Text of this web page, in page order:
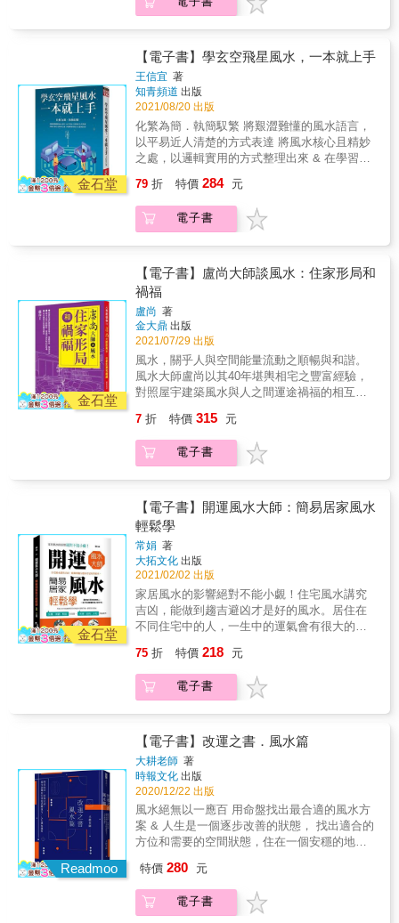
去使用羅盤看東南西北的傳統迷思，利用上下
左右前後的概念統整傢俱風水。 2、簡化艱澀
懂，同時也讓風水年輕化。 3、風水不侷限在
有錢人，提供小資族也可以擁有風水好宅的獨
家祕法。
法和購物人群複雜的心態特徵。從這三方面對
律，讓你的事業蒸蒸日上！經商店鋪的風水選
址，應當選擇一個能保證商家精力旺盛的環
境，如此不但便於招攬顧客、利於買賣，而且
能給商鋪帶來長期的生意興隆!一、商鋪求吉選
址二、商鋪外觀與命名三、行業風水四、開門
納氣五、門廳風水六、裝飾招財看完這六章，
讓你成為風水大師，讓你的生意一飛衝天!
金石堂
【電子書】學玄空飛星風水，一本就上手
王信宜 著
知青頻道 出版
2021/08/20 出版
化繁為簡．執簡馭繁 將艱澀難懂的風水語言，
以平易近人清楚的方式表達 將風水核心且精妙
之處，以邏輯實用的方式整理出來 & 在學習風
多風水書籍艱澀難懂、詰屈聱牙，對風水初學
者而言，簡直就像是看天書一樣的困難。而且
許多風水上的說法不但複雜，甚至可能會互相
書的想法，要以實用簡單的方式，去蕪存菁，
讓一般不具風水知識的讀者，也能快速理解，
並掌握風水學中的重要核心知識，希望透過傳
播風水學理的正知正見，讓讀者認識真正的風
水之道，而不是惑於被媒體誇張渲染的風水招
財物及化煞物的迷思中。 & 本書以深入淺出、
簡單易懂的方式，讓讀者可以清楚了解玄空飛
星風水的理論及操作布局，透過表列圖示的方
式，讓讀者能一目瞭然，以最快的速度，清楚
掌握重要的玄空飛星風水知識。閱讀完本書
內外環境及理氣格局，並進行實用有效的風水
布局。讓家中能藏風納氣，事業能風生水起。
&
79 折 特價 284 元
電子書
金石堂
【電子書】盧尚大師談風水：住家形局和
禍福
盧尚 著
金大鼎 出版
2021/07/29 出版
風水，關乎人與空間能量流動之順暢與和諧。
風水大師盧尚以其40年堪輿相宅之豐富經驗，
對照屋宇建築風水與人之間運途禍福的相互關
感悟。 人間世修行，乘風、順流，清心、簡
欲，無相至之，山河蒼穹大地，無非心之映
照。明心見性，修之、行之，不因無明而墮入
& & 本書內容涵括： 1、開創好運的建築居家
風水，善調理氣補運改命 2、風水之助力與動
能，營造平安有財的好氣場 3、如何藉風水形
局趨吉避凶
7 折 特價 315 元
電子書
金石堂
【電子書】開運風水大師：簡易居家風水
輕鬆學
常娟 著
大拓文化 出版
2021/02/02 出版
家居風水的影響絕對不能小覷！住宅風水講究
吉凶，能做到趨吉避凶才是好的風水。居住在
不同住宅中的人，一生中的運氣會有很大的不
衡，使宅內呈現出生機、美觀、和睦的氛圍，
達到天時、地利、人和的和諧境界！風水的基
本原理是陰陽平衡，而人體也講究陰陽協調。
活所在的地方，在那裡睡覺以恢復體力，因為
在這所住宅的時間很長，所以住宅和人才能產
生密切的關係。每個人的磁場不同，即使同樣
的風水環境，對人的作用也會大相徑庭。例如
同一所宅院裡，張姓一家人財兩旺，而李姓則
人財兩空。如何避開不好的家居風水？翻開本
書就知道！
75 折 特價 218 元
電子書
Readmoo
【電子書】改運之書．風水篇
大耕老師 著
時報文化 出版
2020/12/22 出版
風水絕無以一應百 用命盤找出最合適的風水方
案 & 人生是一個逐步改善的狀態， 找出適合的
方位和需要的空間狀態，住在一個安穩的地
大耕老師扶強運勢之作，用紫微斗數命盤創造
好風水。 & 安身才能立命，命盤中安定與奮起
的力量所在──田宅宮 紫微斗數的好處是，除了
特價 280 元
電子書